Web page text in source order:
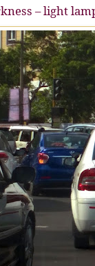
– light